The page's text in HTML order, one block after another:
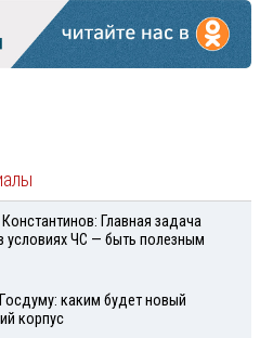
Главная задача
условиях ЧС — быть полезным
каким будет новый
корпус